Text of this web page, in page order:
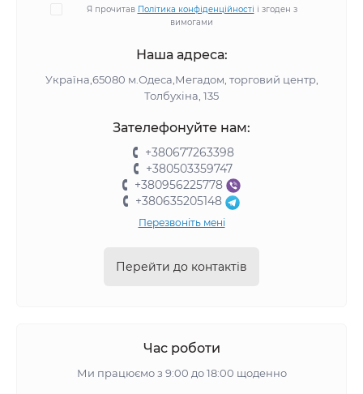
Я прочитав Політика конфіденційності і згоден з
вимогами
Наша адреса:
Україна,65080 м.Одеса,Мегадом, торговий центр,
Толбухіна, 135
Зателефонуйте нам:
+380677263398
+380503359747
+380956225778
+380635205148
Перезвоніть мені
Перейти до контактів
Час роботи
Ми працюємо з 9:00 до 18:00 щоденно